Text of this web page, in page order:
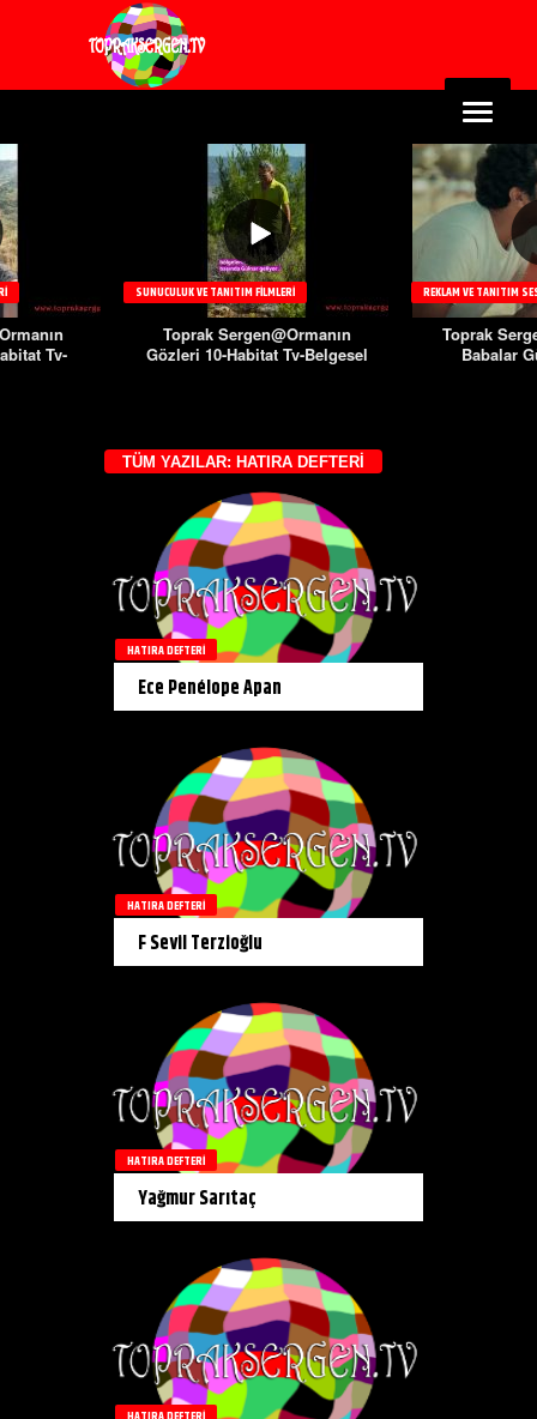
Tv-
SUNUCULUK VE TANITIM FILMLERI
Toprak Sergen@Ormanın
Gözleri 10-Habitat Tv-Belgesel
REKLAM VE TANITIM
Toprak
Babalar
TÜM YAZILAR: HATIRA DEFTERI
HATIRA DEFTERI
Ece Penélope Apan
HATIRA DEFTERI
F Sevil Terzioğlu
HATIRA DEFTERI
Yağmur Sarıtaç